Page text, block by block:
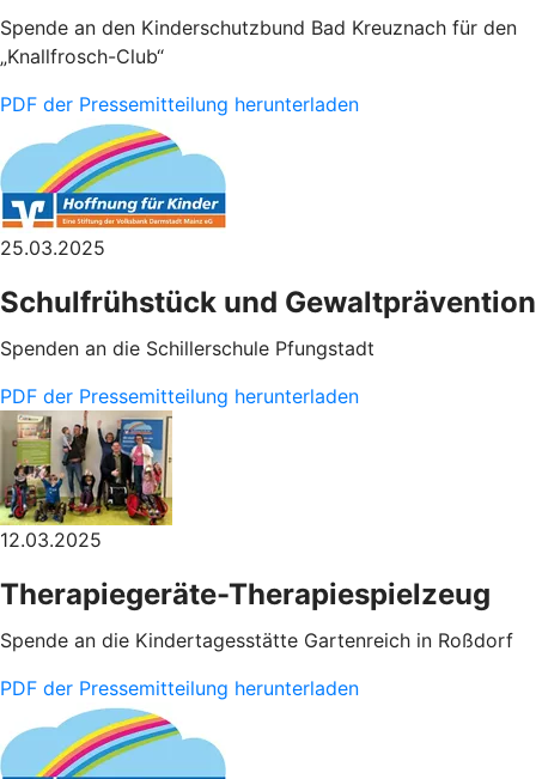
Spende an den Kinderschutzbund Bad Kreuznach für den
„Knallfrosch-Club“
PDF der Pressemitteilung herunterladen
25.03.2025
Schulfrühstück und Gewaltprävention
Spenden an die Schillerschule Pfungstadt
PDF der Pressemitteilung herunterladen
12.03.2025
Therapiegeräte-Therapiespielzeug
Spende an die Kindertagesstätte Gartenreich in Roßdorf
PDF der Pressemitteilung herunterladen